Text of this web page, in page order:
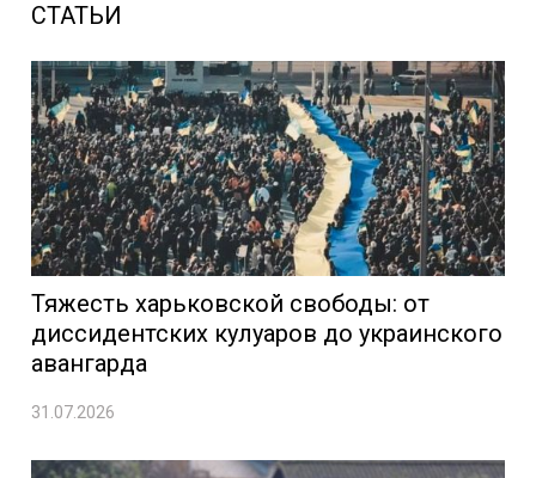
СТАТЬИ
Тяжесть харьковской свободы: от
диссидентских кулуаров до украинского
авангарда
31.07.2026